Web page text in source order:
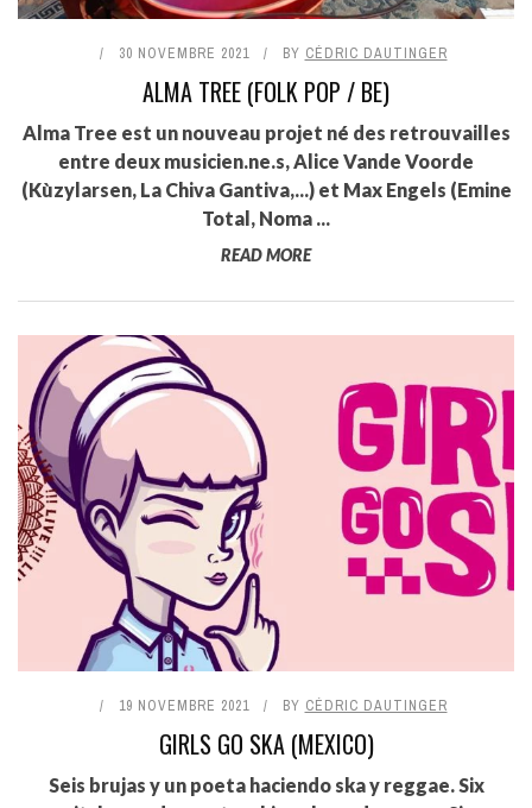
30 NOVEMBRE 2021 BY CÉDRIC DAUTINGER
ALMA TREE (FOLK POP / BE)
Alma Tree est un nouveau projet né des retrouvailles
entre deux musicien.ne.s, Alice Vande Voorde
(Kùzylarsen, La Chiva Gantiva,...) et Max Engels (Emine
Total, Noma ...
READ MORE
19 NOVEMBRE 2021 BY CÉDRIC DAUTINGER
GIRLS GO SKA (MEXICO)
Seis brujas y un poeta haciendo ska y reggae. Six